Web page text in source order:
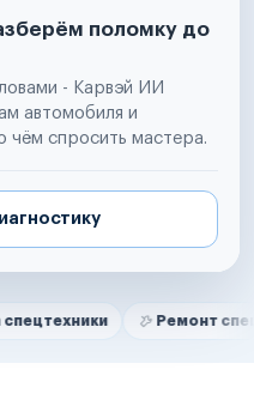
поломку до
- Карвэй ИИ
автомобиля и
чём спросить мастера.
Ремонт спецтехники